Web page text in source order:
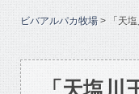
ビバアルパカ牧場 > 「天
「天塩川